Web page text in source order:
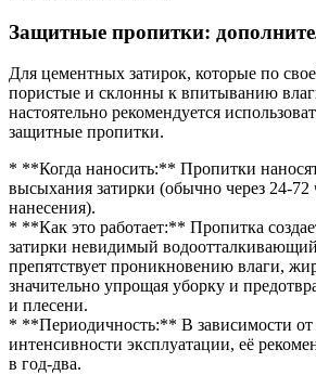
Защитные пропитки:
Для цементных затирок, которые по
пористые и склонны к впитыванию
настоятельно рекомендуется
защитные пропитки.
* **Когда наносить:** Пропитки
высыхания затирки (обычно через 24-72
нанесения).
* **Как это работает:** Пропитка
затирки невидимый
препятствует проникновению влаги,
значительно упрощая уборку и
и плесени.
* **Периодичность:** В зависимости от
интенсивности эксплуатации, её
в год-два.